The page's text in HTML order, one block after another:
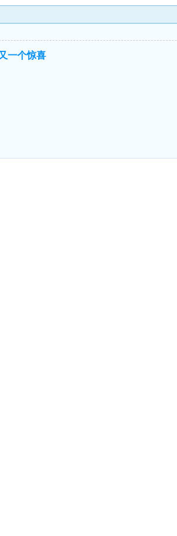
一个惊喜